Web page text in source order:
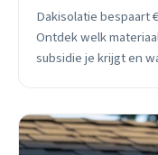
Dakisolatie bespaart
Ontdek welk
subsidie je krijgt en